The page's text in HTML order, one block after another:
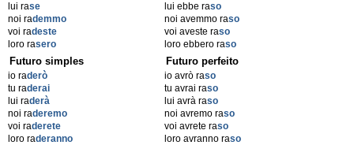
lui rase
noi rademmo
voi radeste
loro rasero
lui ebbe raso
noi avemmo raso
voi aveste raso
loro ebbero raso
Futuro simples
io raderò
tu raderai
lui raderà
noi raderemo
voi raderete
loro raderanno
Futuro perfeito
io avrò raso
tu avrai raso
lui avrà raso
noi avremo raso
voi avrete raso
loro avranno raso